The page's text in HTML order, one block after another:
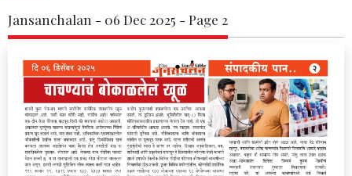
Jansanchalan - 06 Dec 2025 - Page 2